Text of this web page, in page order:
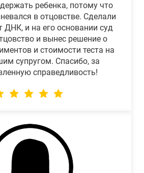
ребенка, потому что
в отцовстве. Сделали
ДНК, и на его основании суд
и вынес решение о
и стоимости теста на
супругом. Спасибо, за
справедливость!